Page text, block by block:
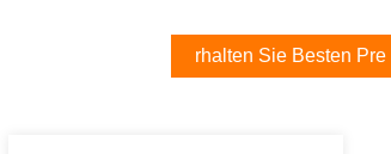
Erhalten Sie Besten Preis